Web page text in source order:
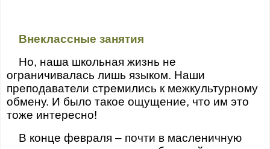
Внеклассные занятия
Но, наша школьная жизнь не
ограничивалась лишь языком. Наши
преподаватели стремились к межкультурному
обмену. И было такое ощущение, что им это
тоже интересно!
В конце февраля – почти в масленичную